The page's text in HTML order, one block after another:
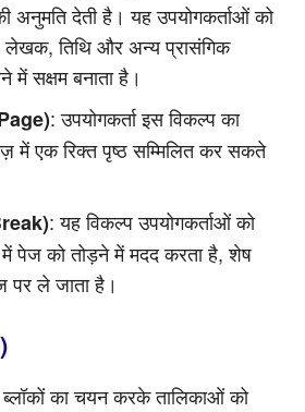
अनुमति देती है। यह उपयोगकर्ताओं को
लेखक, तिथि और अन्य प्रासंगिक
में सक्षम बनाता है।
: उपयोगकर्ता इस विकल्प का
में एक रिक्त पृष्ठ सम्मिलित कर सकते
: यह विकल्प उपयोगकर्ताओं को
में पेज को तोड़ने में मदद करता है, शेष
पर ले जाता है।
का चयन करके तालिकाओं को